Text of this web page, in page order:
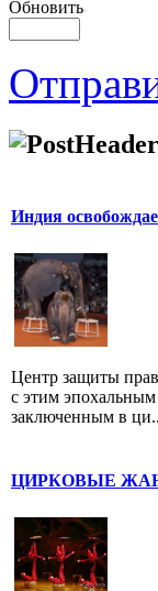
Обновить
Индия
Центр защиты
с этим
заключенным в
ЦИРКОВЫЕ